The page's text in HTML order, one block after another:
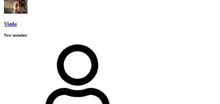
Vlada
New member